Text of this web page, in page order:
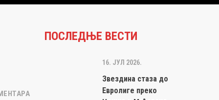
ПОСЛЕДЊЕ ВЕСТИ
16. ЈУЛ 2026.
Звездина стаза до
Евролиге преко